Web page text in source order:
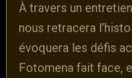
À travers un
nous retracera
évoquera les défis
Fotomena fait face,